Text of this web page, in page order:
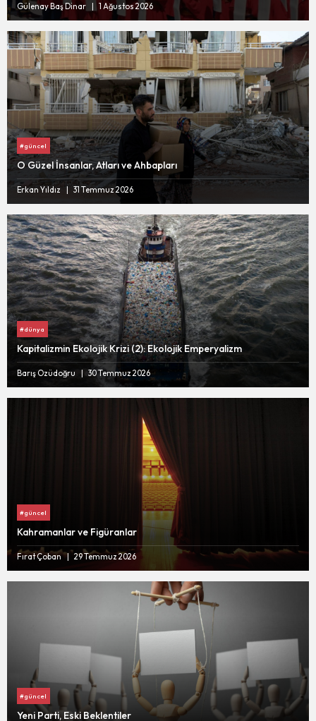
Gülenay Baş Dinar 1 Ağustos 2026
#güncel
O Güzel İnsanlar, Atları ve Ahbapları
Erkan Yıldız 31 Temmuz 2026
#dünya
Kapitalizmin Ekolojik Krizi (2): Ekolojik Emperyalizm
Barış Özüdoğru 30 Temmuz 2026
#güncel
Kahramanlar ve Figüranlar
Fırat Çoban 29 Temmuz 2026
#güncel
Yeni Parti, Eski Beklentiler